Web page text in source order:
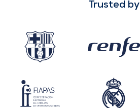
Trusted by